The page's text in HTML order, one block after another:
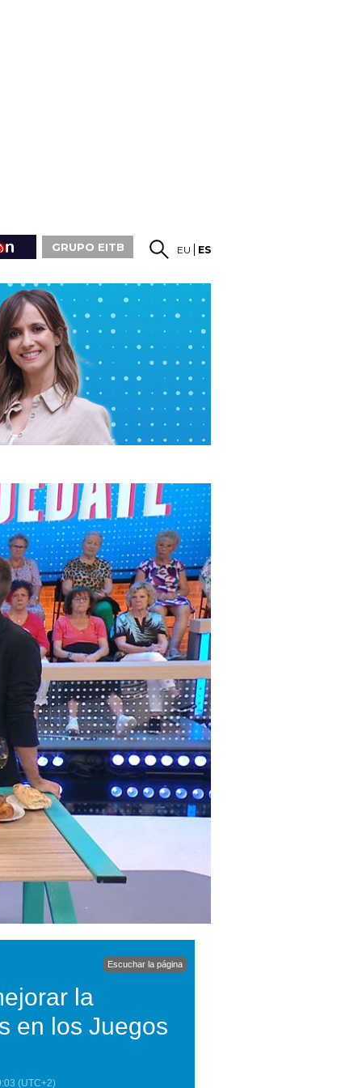
GRUPO EITB EU ES
Escuchar la página
la
en los Juegos
(UTC+2)